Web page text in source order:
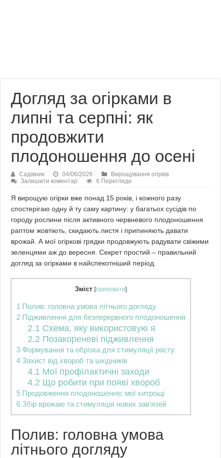
Догляд за огірками в
липні та серпні: як
продовжити
плодоношення до осені
Садівник 04/06/2026
Вирощування огірків
Залишити коментар
6 Перегляди
Я вирощую огірки вже понад 15 років, і кожного разу
спостерігаю одну й ту саму картину: у багатьох сусідів по
городу рослини після активного червневого плодоношення
раптом жовтіють, скидають листя і припиняють давати
врожай.А мої огіркові грядки продовжують радувати свіжими
зеленцями аж до вересня. Секрет простий – правильний
догляд за огірками в найспекотніший період.
Зміст [приховати]
1 Полив: головна умова літнього догляду
2 Підживлення для безперервного плодоношення
2.1 Схема, яку використовую я
2.2 Позакореневі підживлення
3 Формування та обрізка для стимуляції росту
4 Захист від хвороб та шкідників
4.1 Мої профілактичні заходи
4.2 Що робити при появі хвороб
5 Продовження плодоношення: мої хитрощі
6 Збір врожаю та стимуляція нових зав’язей
Полив: головна умова
літнього догляду